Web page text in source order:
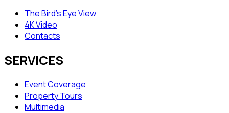
The Bird’s Eye View
4K Video
Contacts
SERVICES
Event Coverage
Property Tours
Multimedia